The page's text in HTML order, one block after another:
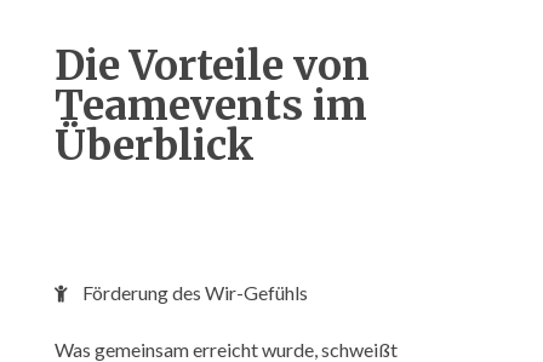
Die Vorteile von
Teamevents im
Überblick
Förderung des Wir-Gefühls
Was gemeinsam erreicht wurde, schweißt